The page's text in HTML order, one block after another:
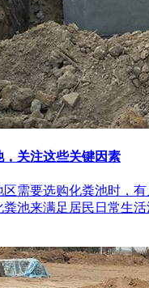
关注这些关键因素
区需要选购化粪池时，
池来满足居民日常生活